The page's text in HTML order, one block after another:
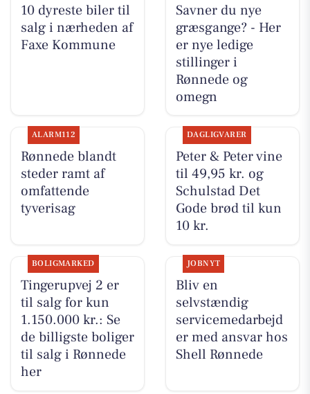
10 dyreste biler til
salg i nærheden af
Faxe Kommune
Savner du nye
græsgange? - Her
er nye ledige
stillinger i
Rønnede og
omegn
ALARM112
Rønnede blandt
steder ramt af
omfattende
tyverisag
DAGLIGVARER
Peter & Peter vine
til 49,95 kr. og
Schulstad Det
Gode brød til kun
10 kr.
BOLIGMARKED
Tingerupvej 2 er
til salg for kun
1.150.000 kr.: Se
de billigste boliger
til salg i Rønnede
her
JOBNYT
Bliv en
selvstændig
servicemedarbejd
er med ansvar hos
Shell Rønnede